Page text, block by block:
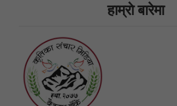
हाम्राे बारेमा